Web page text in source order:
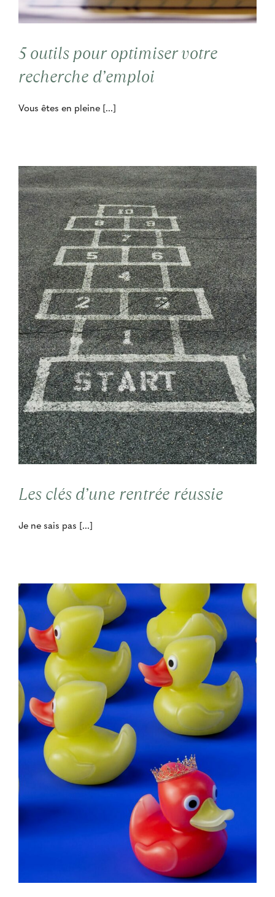
Contact
Cooptation
5 outils pour optimiser votre
recherche d’emploi
Vous êtes en pleine [...]
Les clés d’une rentrée réussie
Je ne sais pas [...]